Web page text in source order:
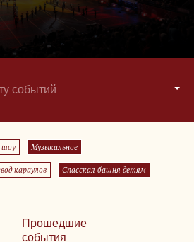
событий
шоу Музыкальное
караулов Спасская башня детям
Прошедшие
события